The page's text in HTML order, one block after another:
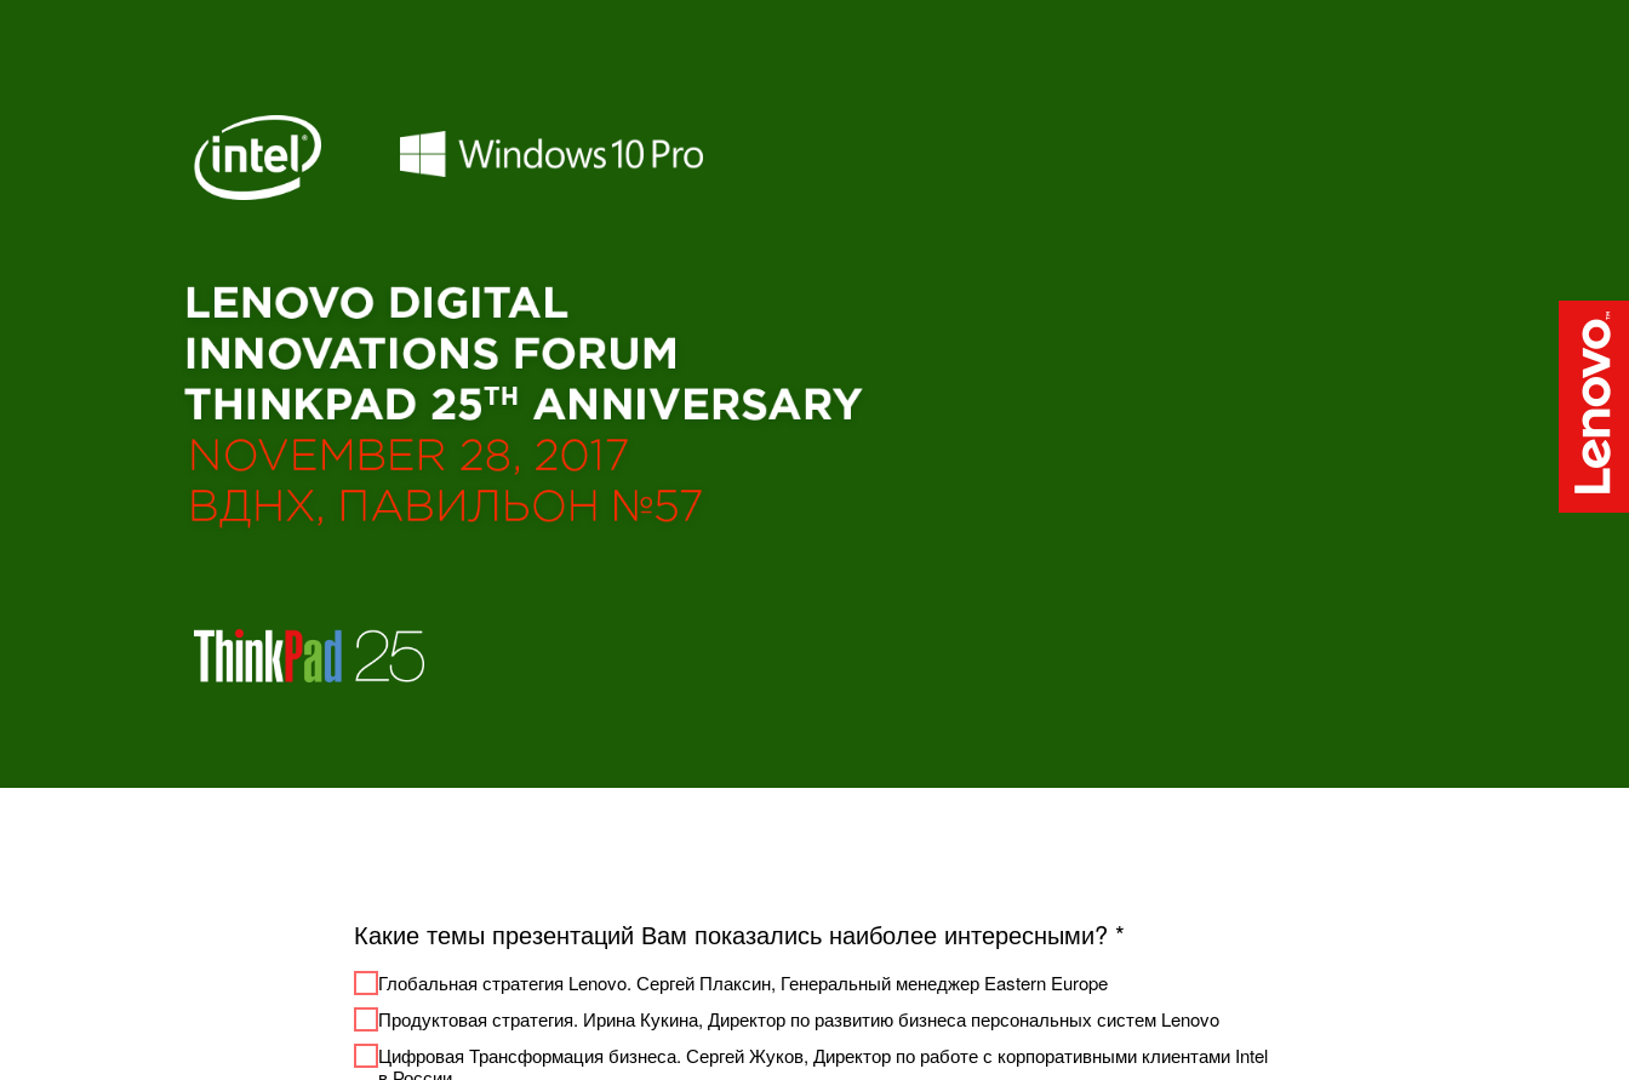
Какие темы презентаций Вам показались наиболее интересными? *
Глобальная стратегия Lenovo. Сергей Плаксин, Генеральный менеджер Eastern Europe
Продуктовая стратегия. Ирина Кукина, Директор по развитию бизнеса персональных систем Lenovo
Цифровая Трансформация бизнеса. Сергей Жуков, Директор по работе с корпоративными клиентами Intel